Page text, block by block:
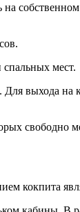
мест.
выхода
кокпита